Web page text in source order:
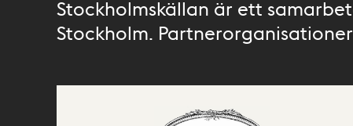
Stockholmskällan är ett
Stockholm.